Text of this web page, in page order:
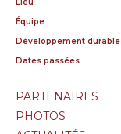
Équipe
Développement durable
Dates passées
PARTENAIRES
PHOTOS